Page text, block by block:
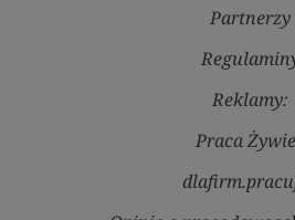
Partnerzy
Reklamy:
Praca